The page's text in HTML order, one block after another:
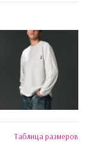
Таблица размеров